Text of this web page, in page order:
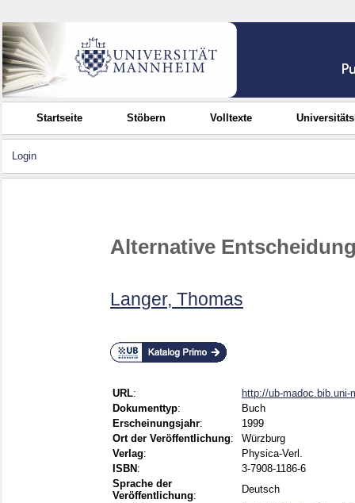
Startseite Stöbern Volltexte
Login
Alternative
Langer, Thomas
URL:
http://ub-madoc.bib.uni-
Dokumenttyp:
Buch
Erscheinungsjahr:
1999
Ort der Veröffentlichung:
Würzburg
Verlag:
Physica-Verl.
ISBN :
3-7908-1186-6
Sprache der
Veröffentlichung:
Deutsch